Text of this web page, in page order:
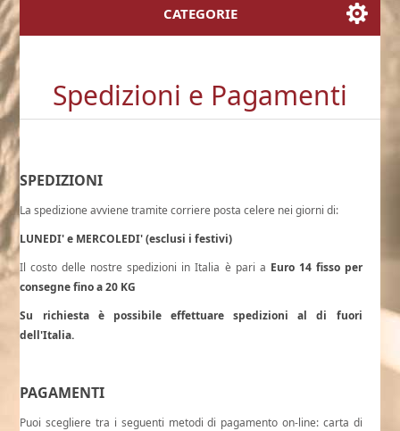
CATEGORIE
Spedizioni e Pagamenti
SPEDIZIONI
La spedizione avviene tramite corriere posta celere nei giorni di:
LUNEDI' e MERCOLEDI' (esclusi i festivi)
Il costo delle nostre spedizioni in Italia è pari a Euro 14 fisso per
consegne fino a 20 KG
Su richiesta è possibile effettuare spedizioni al di fuori
dell'Italia.
PAGAMENTI
Puoi scegliere tra i seguenti metodi di pagamento on-line: carta di